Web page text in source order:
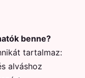
benne?
tartalmaz:
alváshoz